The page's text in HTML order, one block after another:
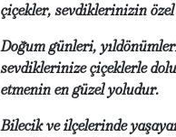
çiçekler, sevdiklerinizin
Doğum günleri,
sevdiklerinize çiçeklerle
etmenin en güzel yoludur.
Bilecik ve ilçelerinde